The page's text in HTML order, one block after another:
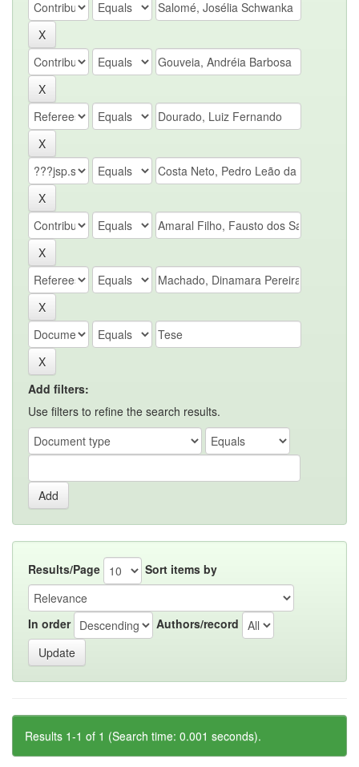
Add filters:
Use filters to refine the search results.
Results/Page Sort items by
In order Authors/record
Results 1-1 of 1 (Search time: 0.001 seconds).